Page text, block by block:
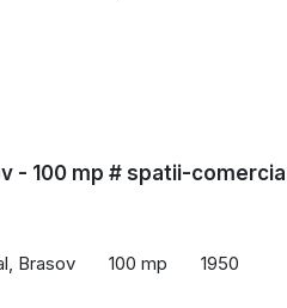
- 100 mp # spatii-
Brasov 100 mp 1950